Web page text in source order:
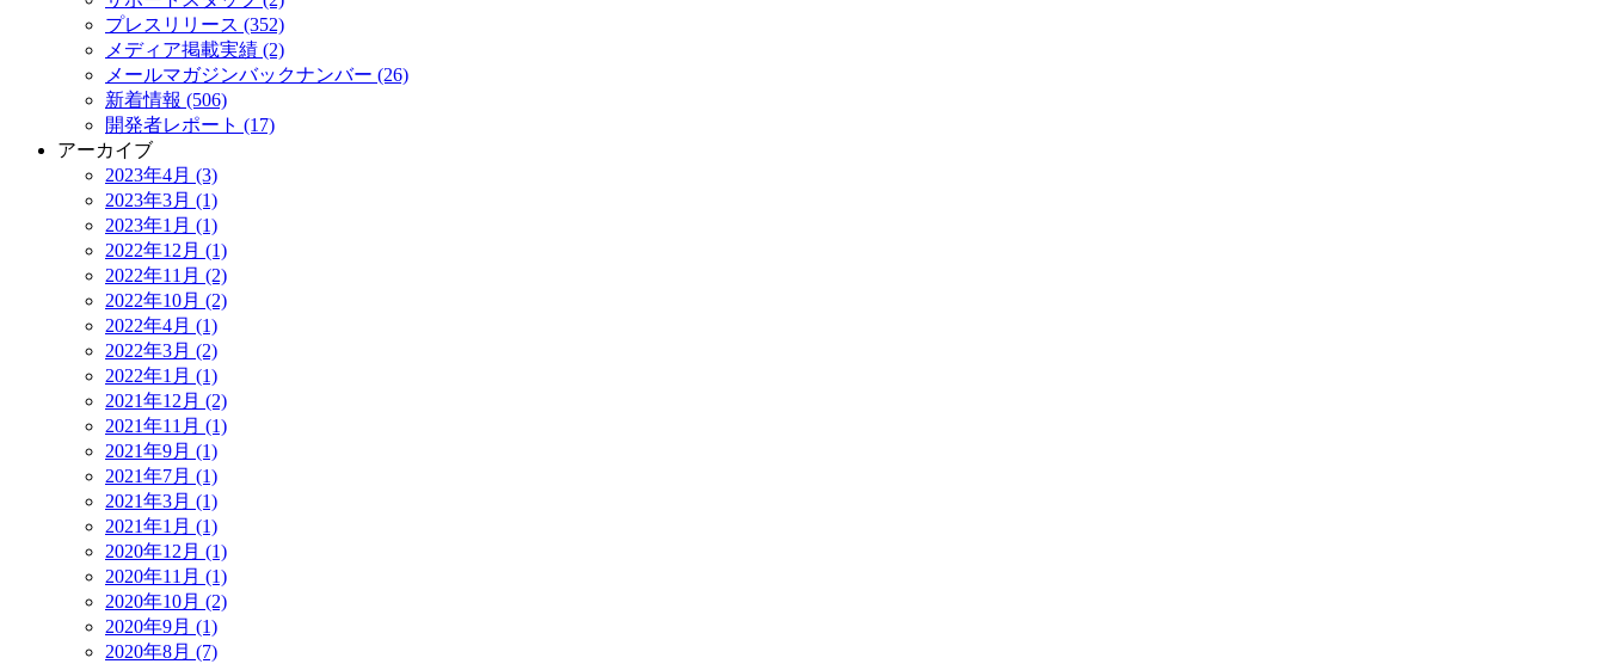
プレスリリース (352)
メディア掲載実績 (2)
メールマガジンバックナンバー (26)
新着情報 (506)
開発者レポート (17)
アーカイブ
2023年4月 (3)
2023年3月 (1)
2023年1月 (1)
2022年12月 (1)
2022年11月 (2)
2022年10月 (2)
2022年4月 (1)
2022年3月 (2)
2022年1月 (1)
2021年12月 (2)
2021年11月 (1)
2021年9月 (1)
2021年7月 (1)
2021年3月 (1)
2021年1月 (1)
2020年12月 (1)
2020年11月 (1)
2020年10月 (2)
2020年9月 (1)
2020年8月 (7)